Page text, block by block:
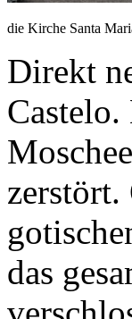
die Kirche Santa
Direkt
das